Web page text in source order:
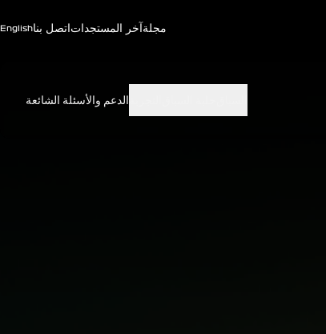
مجلة آخر المستجدات اتصل بناEnglish
الدعم والأسئلة الشائعة